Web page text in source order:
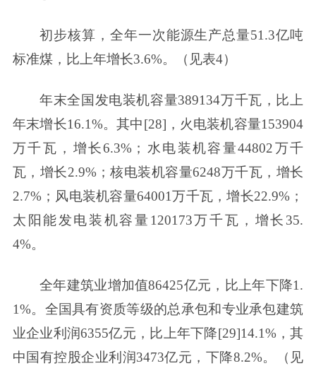
初步核算，全年一次能源生产总量51.3亿吨
标准煤，比上年增长3.6%。（见表4）
年末全国发电装机容量389134万千瓦，比上
年末增长16.1%。其中[28]，火电装机容量153904
万千瓦，增长6.3%；水电装机容量44802万千
瓦，增长2.9%；核电装机容量6248万千瓦，增长
2.7%；风电装机容量64001万千瓦，增长22.9%；
太阳能发电装机容量120173万千瓦，增长35.
4%。
全年建筑业增加值86425亿元，比上年下降1.
1%。全国具有资质等级的总承包和专业承包建筑
业企业利润6355亿元，比上年下降[29]14.1%，其
中国有控股企业利润3473亿元，下降8.2%。（见